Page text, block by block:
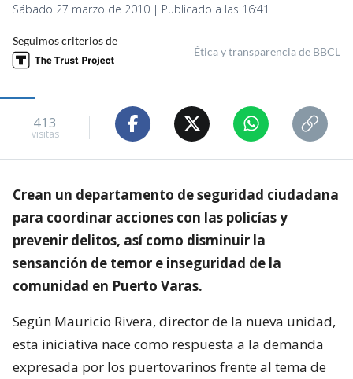
Sábado 27 marzo de 2010 | Publicado a las 16:41
Seguimos criterios de
Ética y transparencia de BBCL
413
visitas
Crean un departamento de seguridad ciudadana
para coordinar acciones con las policías y
prevenir delitos, así como disminuir la
sensanción de temor e inseguridad de la
comunidad en Puerto Varas.
Según Mauricio Rivera, director de la nueva unidad,
esta iniciativa nace como respuesta a la demanda
expresada por los puertovarinos frente al tema de